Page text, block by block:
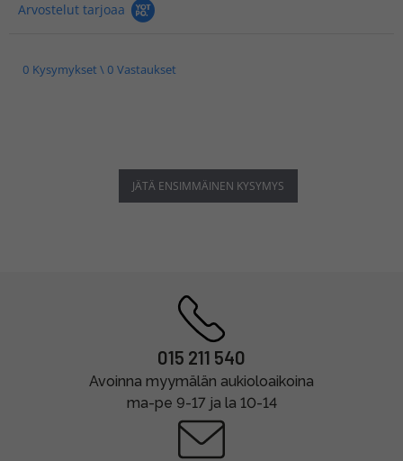
Arvostelut tarjoaa
0 Kysymykset \ 0 Vastaukset
JÄTÄ ENSIMMÄINEN KYSYMYS
015 211 540
Avoinna myymälän aukioloaikoina
ma-pe 9-17 ja la 10-14